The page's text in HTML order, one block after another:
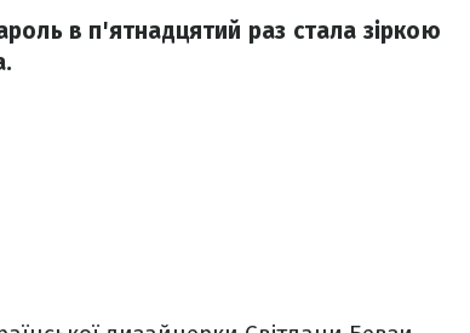
в п'ятнадцятий раз стала зіркою